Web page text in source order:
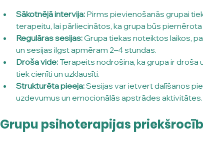
Sākotnējā intervija: Pirms pievienošanās grupai
terapeitu, lai pārliecinātos, ka grupa būs
Regulāras sesijas: Grupa tiekas noteiktos laikos,
un sesijas ilgst apmēram 2–4 stundas.
Droša vide: Terapeits nodrošina, ka grupa ir droša
tiek cienīti un uzklausīti.
Strukturēta pieeja: Sesijas var ietvert dalīšanos
uzdevumus un emocionālās apstrādes aktivitātes.
Grupu psihoterapijas